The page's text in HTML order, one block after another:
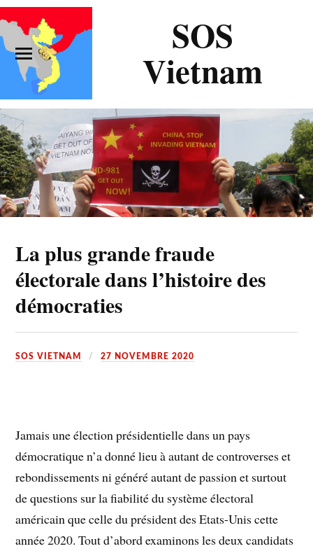
SOS
Vietnam
La plus grande fraude
électorale dans l’histoire des
démocraties
SOS VIETNAM 27 NOVEMBRE 2020
Jamais une élection présidentielle dans un pays
démocratique n’a donné lieu à autant de controverses et
rebondissements ni généré autant de passion et surtout
de questions sur la fiabilité du système électoral
américain que celle du président des Etats-Unis cette
année 2020. Tout d’abord examinons les deux candidats